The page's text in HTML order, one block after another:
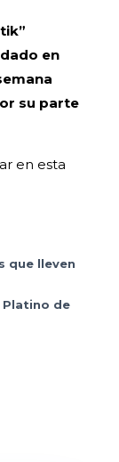
en
su parte
en esta
que lleven
Platino de